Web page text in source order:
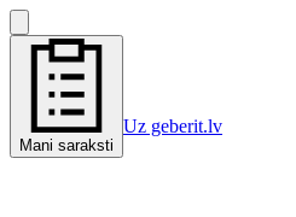
Mani saraksti
Uz geberit.lv